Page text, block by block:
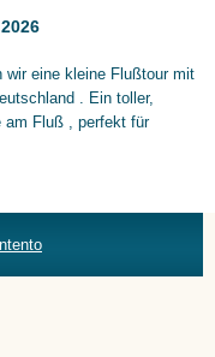
wir eine kleine Flußtour mit
. Ein toller,
am Fluß , perfekt für